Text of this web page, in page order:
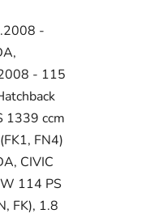
-
- 115
1339 ccm
FN4)
CIVIC
114 PS
FK), 1.8